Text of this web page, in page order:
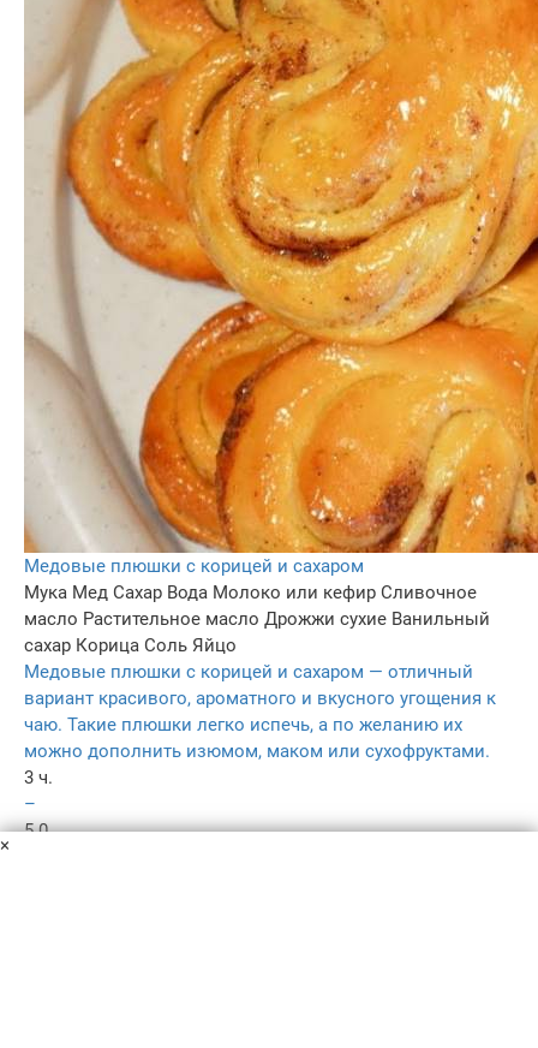
Медовые плюшки с корицей и сахаром
Мука Мед Сахар Вода Молоко или кефир Сливочное
масло Растительное масло Дрожжи сухие Ванильный
сахар Корица Соль Яйцо
Медовые плюшки с корицей и сахаром — отличный
вариант красивого, ароматного и вкусного угощения к
чаю. Такие плюшки легко испечь, а по желанию их
можно дополнить изюмом, маком или сухофруктами.
3 ч.
–
5.0
×